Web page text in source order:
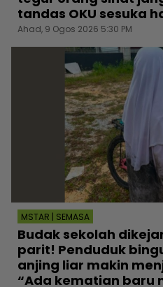
tandas OKU sesuka
Ahad, 9 Ogos 2026 5:30 PM
MSTAR | SEMASA
Budak sekolah
parit! Penduduk
anjing liar makin
“Ada kematian baru